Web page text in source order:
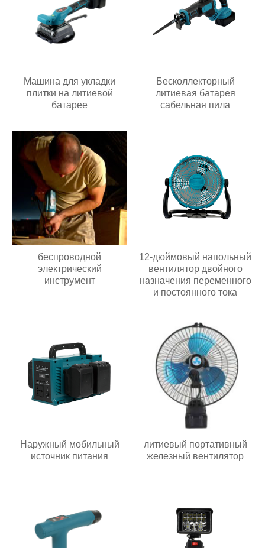
Машина для укладки
плитки на литиевой
батарее
Бесколлекторный
литиевая батарея
сабельная пила
беспроводной
электрический
инструмент
12-дюймовый напольный
вентилятор двойного
назначения переменного
и постоянного тока
Наружный мобильный
источник питания
литиевый портативный
железный вентилятор